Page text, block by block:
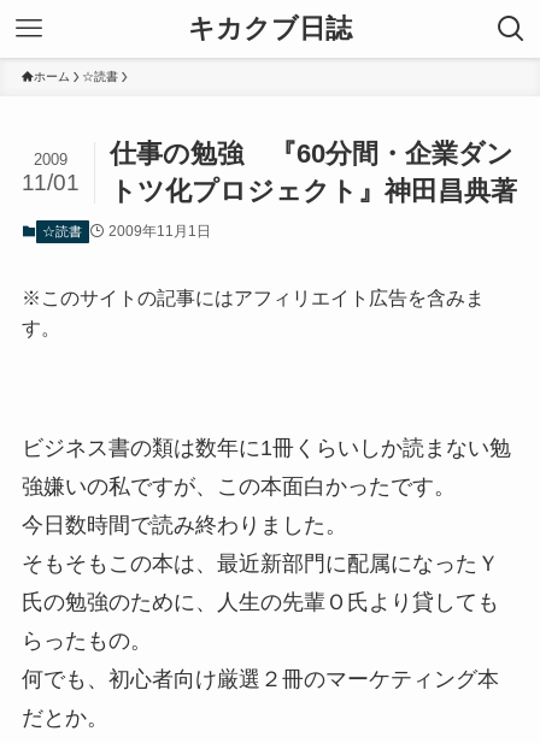
キカクブ日誌
ホーム ☆読書
仕事の勉強 『60分間・企業ダン
トツ化プロジェクト』神田昌典著
2009
11/01
☆読書 2009年11月1日
※このサイトの記事にはアフィリエイト広告を含みま
す。
ビジネス書の類は数年に1冊くらいしか読まない勉
強嫌いの私ですが、この本面白かったです。
今日数時間で読み終わりました。
そもそもこの本は、最近新部門に配属になったＹ
氏の勉強のために、人生の先輩Ｏ氏より貸しても
らったもの。
何でも、初心者向け厳選２冊のマーケティング本
だとか。